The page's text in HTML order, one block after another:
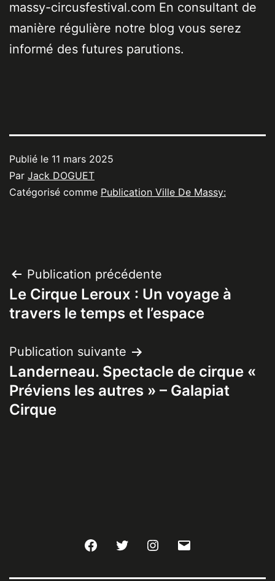
massy-circusfestival.com En consultant de
manière régulière notre blog vous serez
informé des futures parutions.
Publié le 11 mars 2025
Par Jack DOGUET
Catégorisé comme Publication Ville De Massy:
Navigation
de
Publication précédente
Le Cirque Leroux : Un voyage à
travers le temps et l’espace
Publication suivante
Landerneau. Spectacle de cirque «
Préviens les autres » – Galapiat
Cirque
FacebookTwitter Instagram